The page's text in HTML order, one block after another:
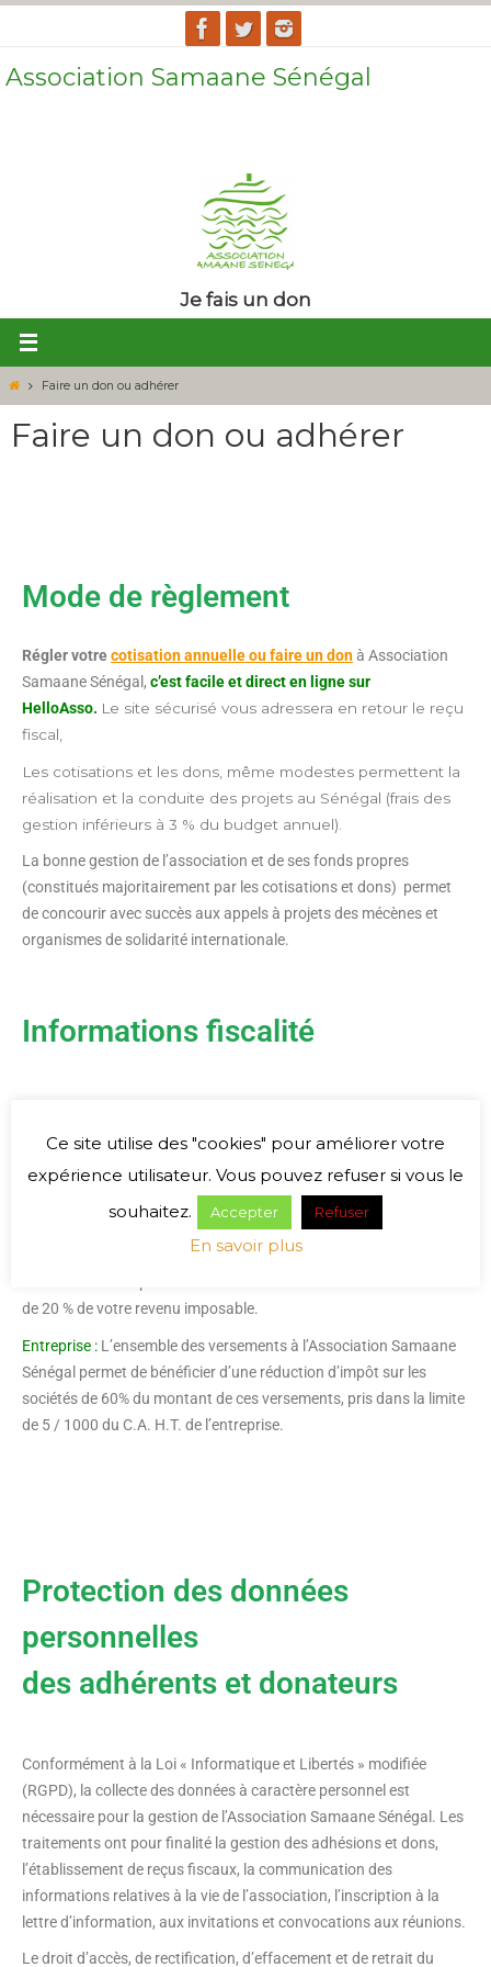
Association Samaane Sénégal
Je fais un don
Faire un don ou adhérer
Faire un don ou adhérer
Mode de règlement
Régler votrecotisation annuelle ou faire un donà Association
Samaane Sénégal, c’est facile et direct en ligne sur
HelloAsso. Le site sécurisé vous adressera en retour le reçu
fiscal,
Les cotisations et les dons, même modestes permettent la
réalisation et la conduite des projets au Sénégal (frais des
gestion inférieurs à 3 % du budget annuel).
La bonne gestion de l’association et de ses fonds propres
(constitués majoritairement par les cotisations et dons) permet
de concourir avec succès aux appels à projets des mécènes et
organismes de solidarité internationale.
Informations fiscalité
Cette cotisation est assimilable à un don et ouvre droit à un reçu
fiscal ; il remplit les conditions générales prévues aux articles 200
et 238 bis du code général des impôts. le rescrit fiscal a été obtenu
de 20 % de votre revenu imposable.
Entreprise : L’ensemble des versements à l’Association Samaane
Sénégal permet de bénéficier d’une réduction d’impôt sur les
sociétés de 60% du montant de ces versements, pris dans la limite
de 5 / 1000 du C.A. H.T. de l’entreprise.
Protection des données
personnelles
des adhérents et donateurs
Conformément à la Loi « Informatique et Libertés » modifiée
(RGPD), la collecte des données à caractère personnel est
nécessaire pour la gestion de l’Association Samaane Sénégal. Les
traitements ont pour finalité la gestion des adhésions et dons,
l’établissement de reçus fiscaux, la communication des
informations relatives à la vie de l’association, l’inscription à la
lettre d’information, aux invitations et convocations aux réunions.
Le droit d’accès, de rectification, d’effacement et de retrait du
Ce site utilise des "cookies" pour améliorer votre
expérience utilisateur. Vous pouvez refuser si vous le
souhaitez.
Accepter Refuser
En savoir plus